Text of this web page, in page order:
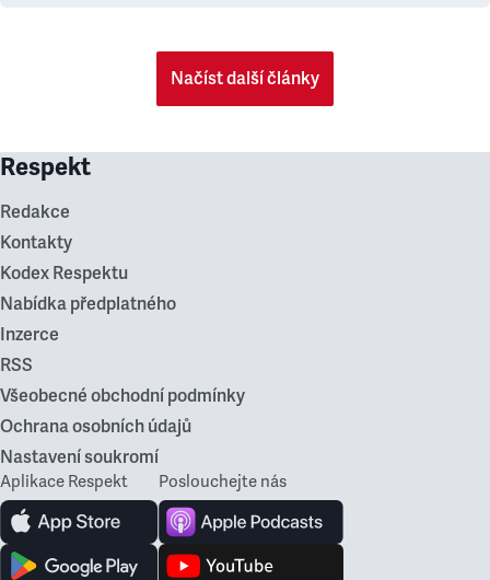
Načíst další články
Respekt
Redakce
Kontakty
Kodex Respektu
Nabídka předplatného
Inzerce
RSS
Všeobecné obchodní podmínky
Ochrana osobních údajů
Nastavení soukromí
Aplikace Respekt Poslouchejte nás